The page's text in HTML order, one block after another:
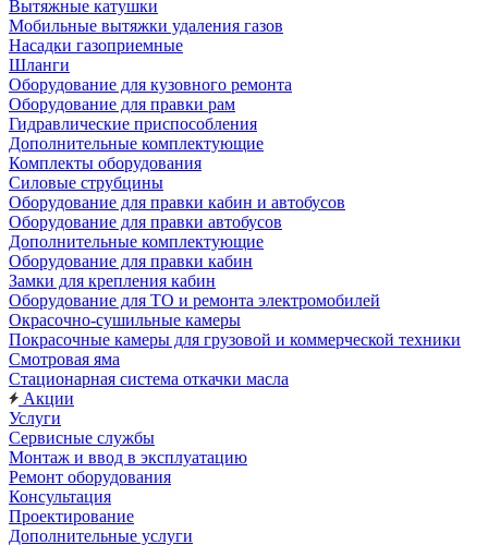
Вытяжные катушки
Мобильные вытяжки удаления газов
Насадки газоприемные
Шланги
Оборудование для кузовного ремонта
Оборудование для правки рам
Гидравлические приспособления
Дополнительные комплектующие
Комплекты оборудования
Силовые струбцины
Оборудование для правки кабин и автобусов
Оборудование для правки автобусов
Дополнительные комплектующие
Оборудование для правки кабин
Замки для крепления кабин
Оборудование для ТО и ремонта электромобилей
Окрасочно-сушильные камеры
Покрасочные камеры для грузовой и коммерческой техники
Смотровая яма
Стационарная система откачки масла
Акции
Услуги
Сервисные службы
Монтаж и ввод в эксплуатацию
Ремонт оборудования
Консультация
Проектирование
Дополнительные услуги